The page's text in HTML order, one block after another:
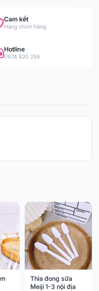
Cam kết
Hàng chính hãng
Hotline
0974 820 259
Thìa đong sữa
Meiji 1-3 nội địa